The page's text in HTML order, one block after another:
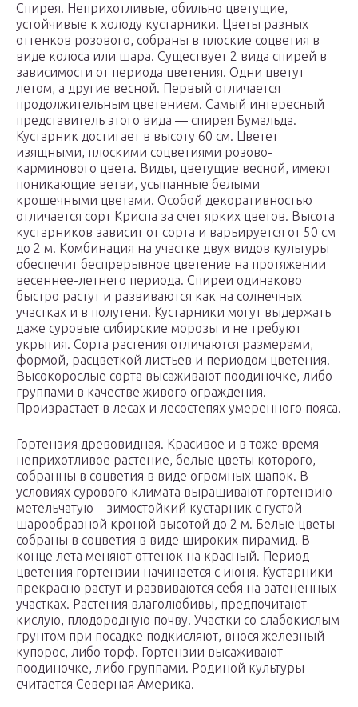
Спирея. Неприхотливые, обильно цветущие,
устойчивые к холоду кустарники. Цветы разных
оттенков розового, собраны в плоские соцветия в
виде колоса или шара. Существует 2 вида спирей в
зависимости от периода цветения. Одни цветут
летом, а другие весной. Первый отличается
продолжительным цветением. Самый интересный
представитель этого вида — спирея Бумальда.
Кустарник достигает в высоту 60 см. Цветет
изящными, плоскими соцветиями розово-
карминового цвета. Виды, цветущие весной, имеют
поникающие ветви, усыпанные белыми
крошечными цветами. Особой декоративностью
отличается сорт Криспа за счет ярких цветов. Высота
кустарников зависит от сорта и варьируется от 50 см
до 2 м. Комбинация на участке двух видов культуры
обеспечит беспрерывное цветение на протяжении
весеннее-летнего периода. Спиреи одинаково
быстро растут и развиваются как на солнечных
участках и в полутени. Кустарники могут выдержать
даже суровые сибирские морозы и не требуют
укрытия. Сорта растения отличаются размерами,
формой, расцветкой листьев и периодом цветения.
Высокорослые сорта высаживают поодиночке, либо
группами в качестве живого ограждения.
Произрастает в лесах и лесостепях умеренного пояса.
Гортензия древовидная. Красивое и в тоже время
неприхотливое растение, белые цветы которого,
собранны в соцветия в виде огромных шапок. В
условиях сурового климата выращивают гортензию
метельчатую – зимостойкий кустарник с густой
шарообразной кроной высотой до 2 м. Белые цветы
собраны в соцветия в виде широких пирамид. В
конце лета меняют оттенок на красный. Период
цветения гортензии начинается с июня. Кустарники
прекрасно растут и развиваются себя на затененных
участках. Растения влаголюбивы, предпочитают
кислую, плодородную почву. Участки со слабокислым
грунтом при посадке подкисляют, внося железный
купорос, либо торф. Гортензии высаживают
поодиночке, либо группами. Родиной культуры
считается Северная Америка.